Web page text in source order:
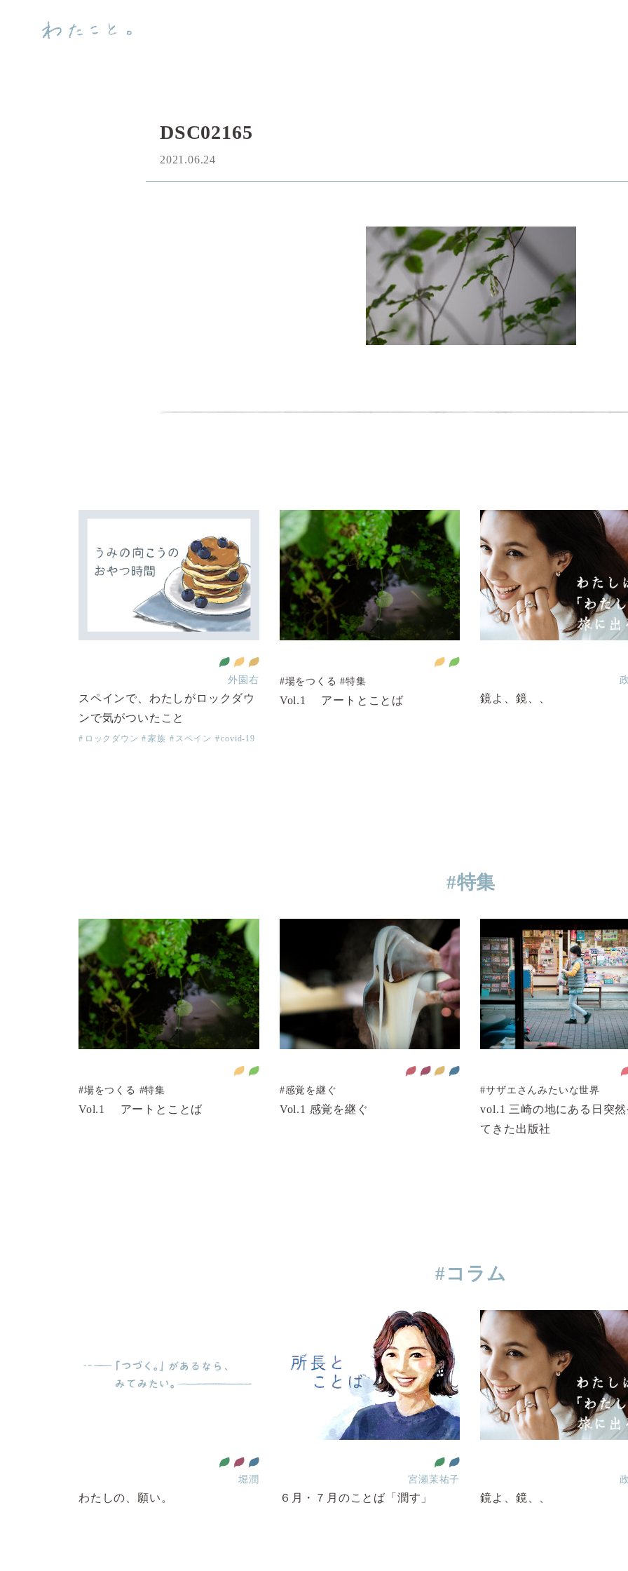
DSC02165
2021.06.24
外園右
スペインで、わたしがロックダウ
ンで気がついたこと
ロックダウン 家族 スペイン covid-19
#場をつくる #特集
Vol.1 アートとことば 鏡よ、鏡、、
全ての人に健康と福祉を
働きがいも 経済成長も
平和と公正をすべての人に
#特集
#場をつくる #特集
Vol.1 アートとことば
#感覚を継ぐ
Vol.1 感覚を継ぐ
#サザエさんみたいな世界
vol.1 三崎の地にある日突
てきた出版社
#コラム
堀潤
わたしの、願い。
宮瀬茉祐子
６月・７月のことば「潤す」 鏡よ、鏡、、
全ての人に健康と福祉を
住み続けられるまちづくりを
作る責任 つかう責任